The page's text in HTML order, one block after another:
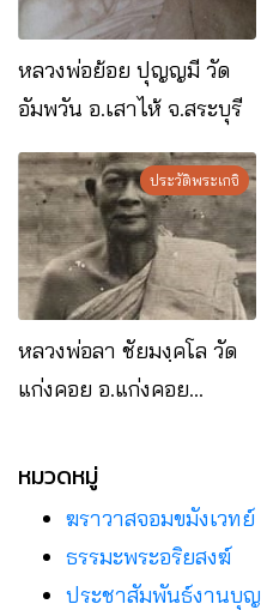
หลวงพ่อย้อย ปุญญมี วัด
อัมพวัน อ.เสาไห้ จ.สระบุรี
ประวัติพระเกจิ
หลวงพ่อลา ชัยมงฺคโล วัด
แก่งคอย อ.แก่งคอย
หมวดหมู่
ฆราวาสจอมขมังเวทย์
ธรรมะพระอริยสงฆ์
ประชาสัมพันธ์งานบุญ